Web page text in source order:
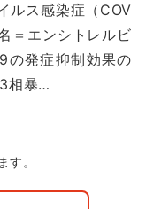
ルス感染症（COV
＝エンシトレルビ
の発症抑制効果の
相暴…
す。